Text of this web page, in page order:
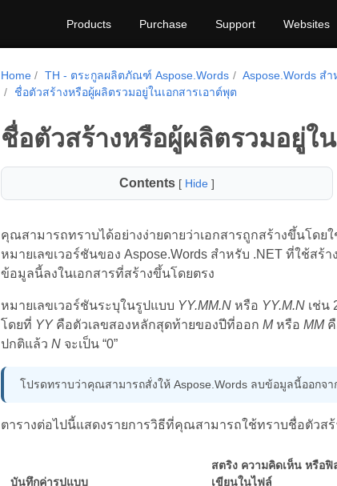
Products Purchase Support Websites
Home TH - ตระกูลผลิตภัณฑ์ Aspose.Words Aspose.Words สำ
ชื่อตัวสร้างหรือผู้ผลิตรวมอยู่ในเอกสารเอาต์พุต
ชื่อตัวสร้างหรือผู้ผลิตรวมอยู่ใ
Contents[ Hide ]
คุณสามารถทราบได้อย่างง่ายดายว่าเอกสารถูกสร้างขึ้นโดย
หมายเลขเวอร์ชันของ Aspose.Words สำหรับ .NET ที่ใช้สร้
ข้อมูลนี้ลงในเอกสารที่สร้างขึ้นโดยตรง
หมายเลขเวอร์ชันระบุในรูปแบบ YY.MM.Nหรือ YY.M.Nเช่น
โดยที่ YYคือตัวเลขสองหลักสุดท้ายของปีที่ออก Mหรือ MMคื
ปกติแล้ว Nจะเป็น “0”
โปรดทราบว่าคุณสามารถสั่งให้ Aspose.Words ลบข้อมูลนี้ออกจา
ตารางต่อไปนี้แสดงรายการวิธีที่คุณสามารถใช้ทราบชื่อตัวส
บันทึกค่ารูปแบบ
สตริง ความคิดเห็น หรือฟิ
เขียนในไฟล์